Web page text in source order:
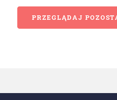
PRZEGLĄDAJ